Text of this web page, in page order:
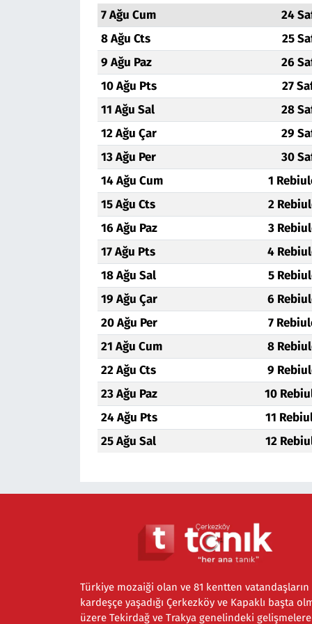
7 Ağu Cum
24
8 Ağu Cts
25
9 Ağu Paz
26
10 Ağu Pts
27
11 Ağu Sal
28
12 Ağu Çar
29
13 Ağu Per
30
14 Ağu Cum
1
15 Ağu Cts
2
16 Ağu Paz
3
17 Ağu Pts
4
18 Ağu Sal
5
19 Ağu Çar
6
20 Ağu Per
7
21 Ağu Cum
8
22 Ağu Cts
9
23 Ağu Paz
10
24 Ağu Pts
11
25 Ağu Sal
12
Türkiye mozaiği olan ve 81 kentten vatandaşların
kardeşçe yaşadığı Çerkezköy ve Kapaklı başta
üzere Tekirdağ ve Trakya genelindeki gelişmelere
Süleymanpaşa